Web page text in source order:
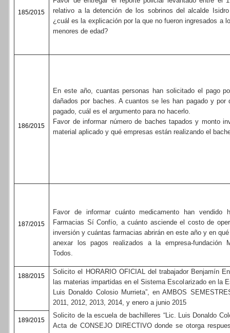
185/2015
relativo a la detención de los sobrinos del alcalde
¿cuál es la explicación por la que no fueron ingresados a
menores de edad?
186/2015
En este año, cuantas personas han solicitado el pago
dañados por baches. A cuantos se les han pagado y
pagado, cuál es el argumento para no hacerlo.
Favor de informar número de baches tapados y monto
material aplicado y qué empresas están realizando el
187/2015
Favor de informar cuánto medicamento han vendido
Farmacias Sí Confío, a cuánto asciende el costo de
inversión y cuántas farmacias abrirán en este año y en
anexar los pagos realizados a la empresa-fundación
Todos.
188/2015
Solicito el HORARIO OFICIAL del trabajador Benjamín
las materias impartidas en el Sistema Escolarizado en la
Luis Donaldo Colosio Murrieta”, en AMBOS
2011, 2012, 2013, 2014, y enero a junio 2015
189/2015
Solicito de la escuela de bachilleres “Lic. Luis Donaldo
Acta de CONSEJO DIRECTIVO donde se otorga